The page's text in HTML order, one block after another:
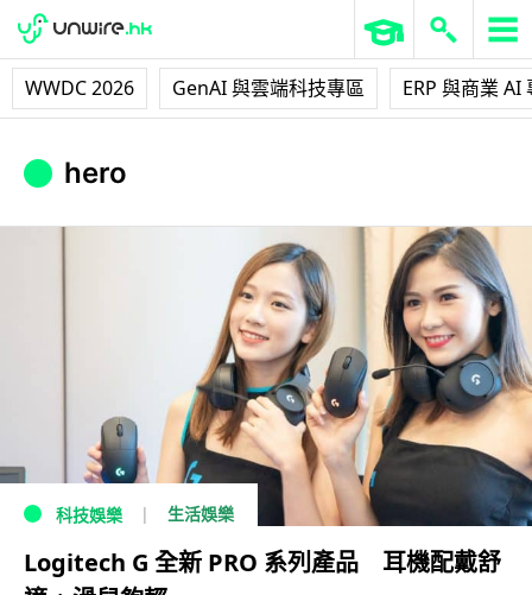
WWDC 2026 GenAI 與雲端科技專區 ERP 與商業 AI
hero
科技娛樂 生活娛樂
Logitech G 全新 PRO 系列產品 耳機配戴舒